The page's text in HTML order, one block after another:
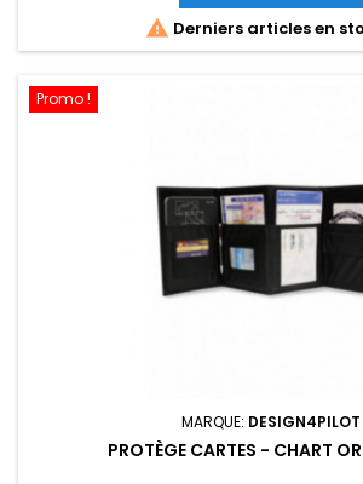
 Derniers articles en
Promo !
MARQUE: DESIGN4PILOT
PROTÈGE CARTES - CHART